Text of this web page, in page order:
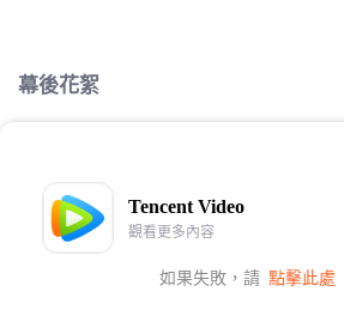
Tencent Video
觀看更多內容
如果失敗，請 點擊此處
打開App
幕後花絮